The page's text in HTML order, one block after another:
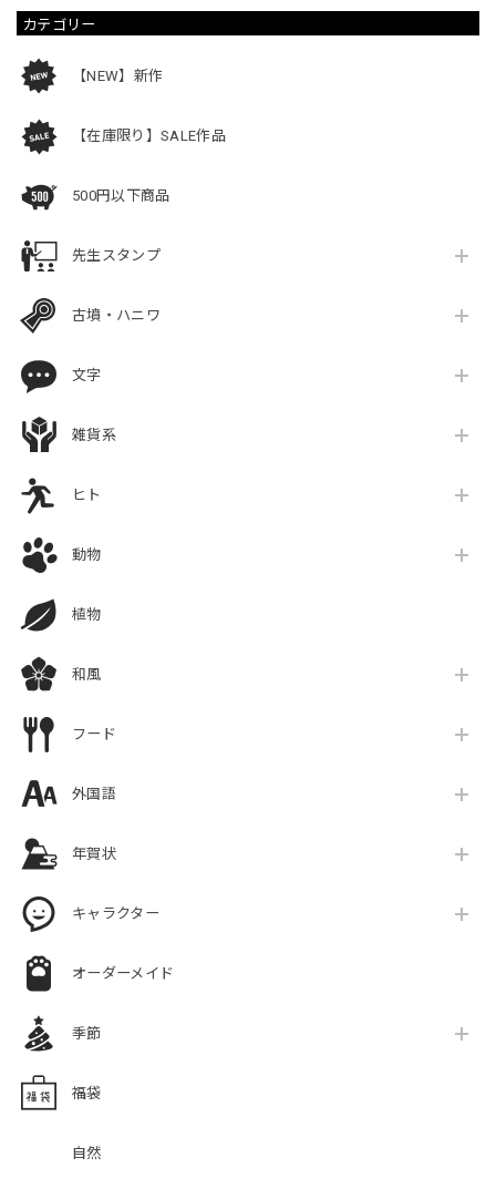
カテゴリー
【NEW】新作
【在庫限り】SALE作品
500円以下商品
先生スタンプ
古墳・ハニワ
文字
雑貨系
ヒト
動物
植物
和風
フード
外国語
年賀状
キャラクター
オーダーメイド
季節
福袋
自然